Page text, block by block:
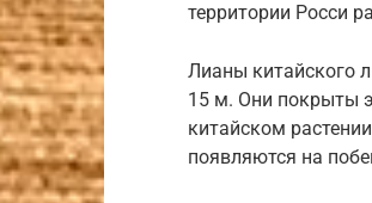
территории Росси
Лианы китайского
15 м. Они покрыты
китайском
появляются на